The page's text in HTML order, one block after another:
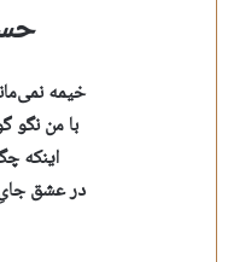
خیمه
با من نگو
اینکه
در عشق